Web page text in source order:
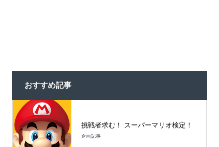
おすすめ記事
挑戦者求む！ スーパーマリオ検定！
企画記事